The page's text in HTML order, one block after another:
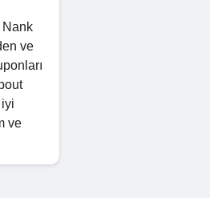
Nank
ve
ve